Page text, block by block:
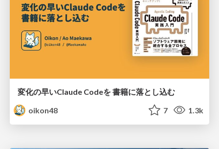
変化の早いClaude Codeを 書籍に落とし込む
oikon48
7 1.3k